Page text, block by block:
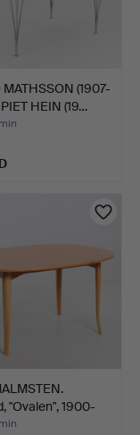
(1907-
HEIN (19…
"Ovalen", 1900-